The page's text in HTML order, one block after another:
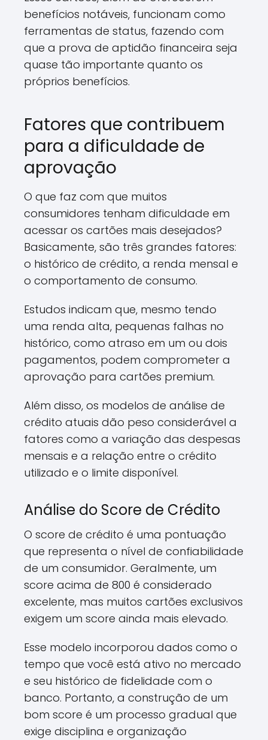
benefícios notáveis, funcionam como
ferramentas de status, fazendo com
que a prova de aptidão financeira seja
quase tão importante quanto os
próprios benefícios.
Fatores que contribuem
para a dificuldade de
aprovação
O que faz com que muitos
consumidores tenham dificuldade em
acessar os cartões mais desejados?
Basicamente, são três grandes fatores:
o histórico de crédito, a renda mensal e
o comportamento de consumo.
Estudos indicam que, mesmo tendo
uma renda alta, pequenas falhas no
histórico, como atraso em um ou dois
pagamentos, podem comprometer a
aprovação para cartões premium.
Além disso, os modelos de análise de
crédito atuais dão peso considerável a
fatores como a variação das despesas
mensais e a relação entre o crédito
utilizado e o limite disponível.
Análise do Score de Crédito
O score de crédito é uma pontuação
que representa o nível de confiabilidade
de um consumidor. Geralmente, um
score acima de 800 é considerado
excelente, mas muitos cartões exclusivos
exigem um score ainda mais elevado.
Esse modelo incorporou dados como o
tempo que você está ativo no mercado
e seu histórico de fidelidade com o
banco. Portanto, a construção de um
bom score é um processo gradual que
exige disciplina e organização